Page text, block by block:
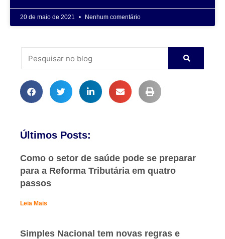
20 de maio de 2021 Nenhum comentário
Últimos Posts:
Como o setor de saúde pode se preparar
para a Reforma Tributária em quatro
passos
Leia Mais
Simples Nacional tem novas regras e